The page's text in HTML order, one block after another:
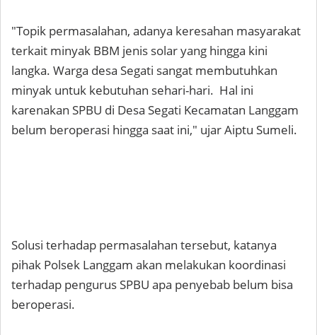
"Topik permasalahan, adanya keresahan masyarakat
terkait minyak BBM jenis solar yang hingga kini
langka. Warga desa Segati sangat membutuhkan
minyak untuk kebutuhan sehari-hari. Hal ini
karenakan SPBU di Desa Segati Kecamatan Langgam
belum beroperasi hingga saat ini," ujar Aiptu Sumeli.
Solusi terhadap permasalahan tersebut, katanya
pihak Polsek Langgam akan melakukan koordinasi
terhadap pengurus SPBU apa penyebab belum bisa
beroperasi.